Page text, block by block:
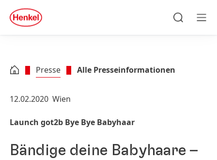
Zu Footer springen
quick
search
Presse Alle Presseinformationen
12.02.2020 Wien
Launch got2b Bye Bye Babyhaar
Bändige deine Babyhaare –